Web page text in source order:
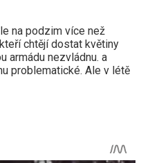
na podzim více než
chtějí dostat květiny
armádu nezvládnu. a
problematické. Ale v létě